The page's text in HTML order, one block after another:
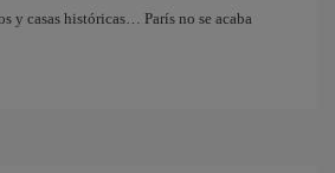
y casas históricas… París no se acaba